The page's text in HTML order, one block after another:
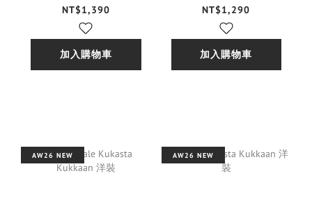
NT$1,390
加入購物車
NT$1,290
加入購物車
AW26 NEW AW26 NEW